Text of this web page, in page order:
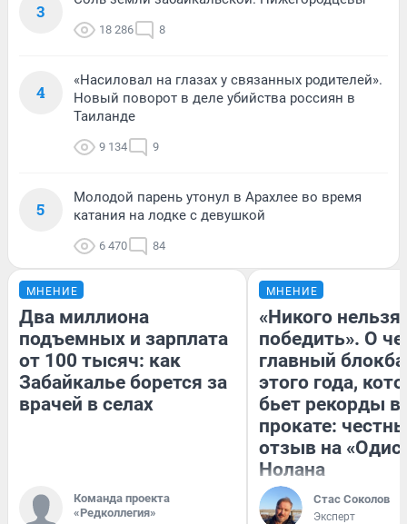
3
18 286 8
4
«Насиловал на глазах у связанных родителей».
Новый поворот в деле убийства россиян в
Таиланде
9 134 9
5
Молодой парень утонул в Арахлее во время
катания на лодке с девушкой
6 470 84
МНЕНИЕ
Два миллиона
подъемных и зарплата
от 100 тысяч: как
Забайкалье борется за
врачей в селах
Команда проекта
«Редколлегия»
МНЕНИЕ
«Никого нельзя
победить». О
главный
этого года,
бьет рекорды в
прокате:
отзыв на
Нолана
Стас Соколов
Эксперт